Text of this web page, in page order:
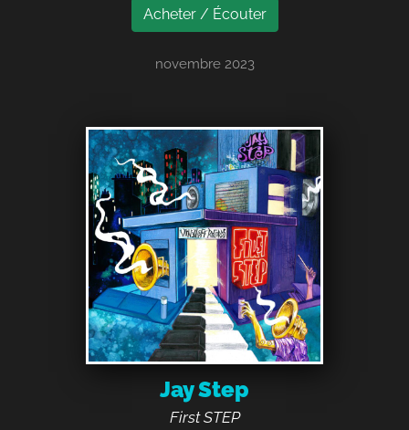
Acheter / Écouter
novembre 2023
Jay Step
First STEP